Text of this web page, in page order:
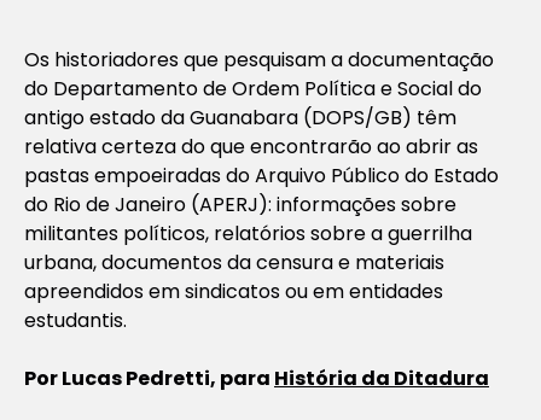
Os historiadores que pesquisam a documentação
do Departamento de Ordem Política e Social do
antigo estado da Guanabara (DOPS/GB) têm
relativa certeza do que encontrarão ao abrir as
pastas empoeiradas do Arquivo Público do Estado
do Rio de Janeiro (APERJ): informações sobre
militantes políticos, relatórios sobre a guerrilha
urbana, documentos da censura e materiais
apreendidos em sindicatos ou em entidades
estudantis.
Por Lucas Pedretti, para História da Ditadura